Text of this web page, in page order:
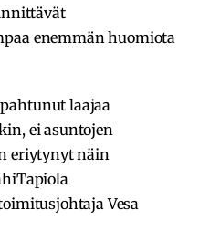
enemmän huomiota
laajaa
ei asuntojen
eriytynyt näin
Vesa